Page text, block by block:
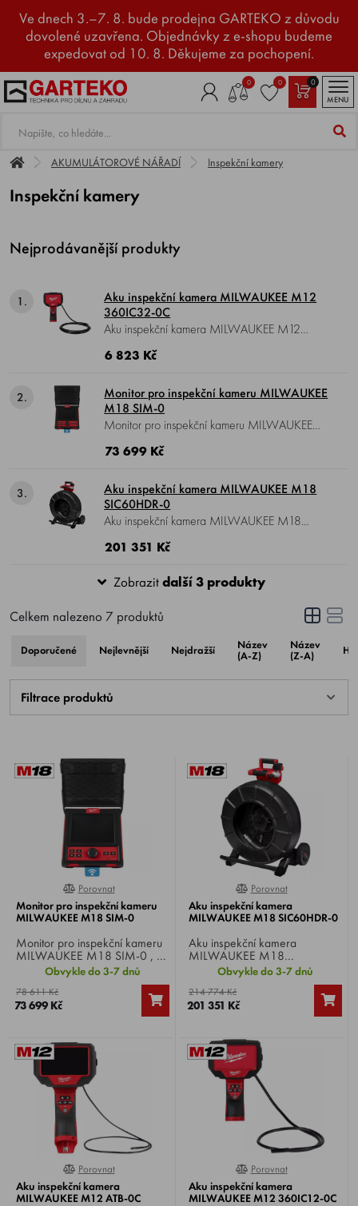
Ve dnech 3.–7. 8. bude prodejna GARTEKO z důvodu
dovolené uzavřena. Objednávky z e-shopu budeme
expedovat od 10. 8. Děkujeme za pochopení.
0 0
0
MENU
AKUMULÁTOROVÉ NÁŘADÍ Inspekční kamery
Inspekční kamery
Nejprodávanější produkty
1.
Aku inspekční kamera MILWAUKEE M12
360IC32-0C
Aku inspekční kamera MILWAUKEE M12
360IC32-0C , Li-ion 12 V, rozměr LCD
mm, délka kabelu 3000 mm, otočná
obrazovka o 270°, hmotnost 1,19 kg.
6 823 Kč
2.
Monitor pro inspekční kameru MILWAUKEE
M18 SIM-0
Monitor pro inspekční kameru MILWAUKEE
M18 SIM-0 , Li-ion 18 V, LCD 8" s rozlišením
obrazovka čitelná i na slunci, hmotnost 2,4 kg.
73 699 Kč
3.
Aku inspekční kamera MILWAUKEE M18
SIC60HDR-0
Aku inspekční kamera MILWAUKEE M18
SIC60HDR-0 , Li-ion 18 V, kamera 34 mm
hmotnost 20,5 kg.
201 351 Kč
Zobrazitdalší 3 produkty
Celkem nalezeno 7 produktů
Doporučené Nejlevnější Nejdražší
Název
(A-Z)
Název
(Z-A)
Filtrace produktů
0%
Porovnat
Monitor pro inspekční kameru
MILWAUKEE M18 SIM-0
Monitor pro inspekční kameru
MILWAUKEE M18 SIM-0 , Li-
ion 18 V, LCD 8" s rozlišením
800x600, porty USB 3.0 a
USC-C, obrazovka čitelná i na
slunci, hmotnost 2,4 kg.
Obvykle do 3-7 dnů
78 611 Kč
73 699 Kč
0%
Porovnat
Aku inspekční kamera
MILWAUKEE M18 SIC60HDR-0
Aku inspekční kamera
MILWAUKEE M18
SIC60HDR-0 , Li-ion 18 V,
kamera 34 mm HDR, délka
kabelu 60 m, uzavřený
naviják, hmotnost 20,5 kg.
Obvykle do 3-7 dnů
214 774 Kč
201 351 Kč
0%
Porovnat
Aku inspekční kamera
MILWAUKEE M12 ATB-0C
0%
Porovnat
Aku inspekční kamera
MILWAUKEE M12 360IC12-0C